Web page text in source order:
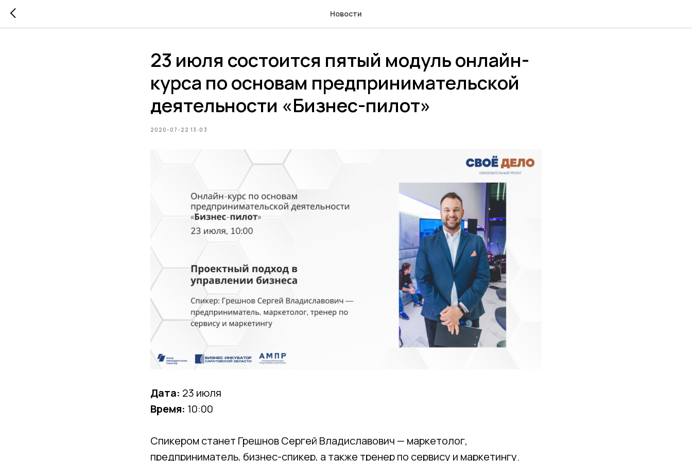
Новости
23 июля состоится пятый модуль онлайн-
курса по основам предпринимательской
деятельности «Бизнес-пилот»
2020-07-22 13:03
Дата: 23 июля
Время: 10:00
Спикером станет Грешнов Сергей Владиславович — маркетолог,
предприниматель, бизнес-спикер, а также тренер по сервису и маркетингу.